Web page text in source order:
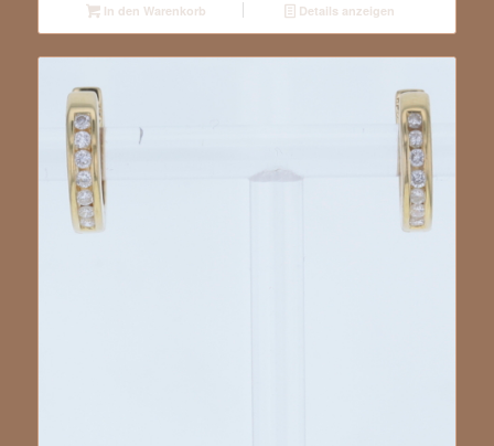
In den Warenkorb Details anzeigen